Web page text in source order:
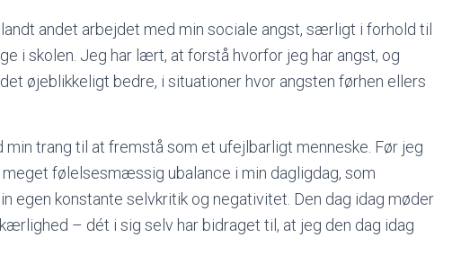
andet arbejdet med min sociale angst, særligt i forhold til
i skolen. Jeg har lært, at forstå hvorfor jeg har angst, og
øjeblikkeligt bedre, i situationer hvor angsten førhen ellers
min trang til at fremstå som et ufejlbarligt menneske. Før jeg
følelsesmæssig ubalance i min dagligdag, som
egen konstante selvkritik og negativitet. Den dag idag møder
– dét i sig selv har bidraget til, at jeg den dag idag